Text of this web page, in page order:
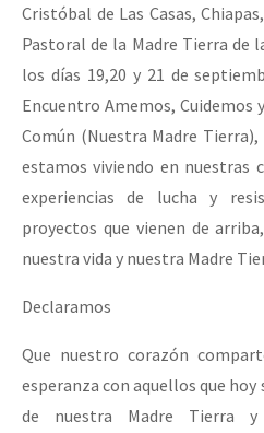
Cristóbal de Las Casas,
Pastoral de la Madre Tierra de
los días 19,20 y 21 de
Encuentro Amemos, Cuidemos
Común (Nuestra Madre
estamos viviendo en nuestras
experiencias de lucha y
proyectos que vienen de
nuestra vida y nuestra Madre
Declaramos
Que nuestro corazón
esperanza con aquellos que
de nuestra Madre Tierra y